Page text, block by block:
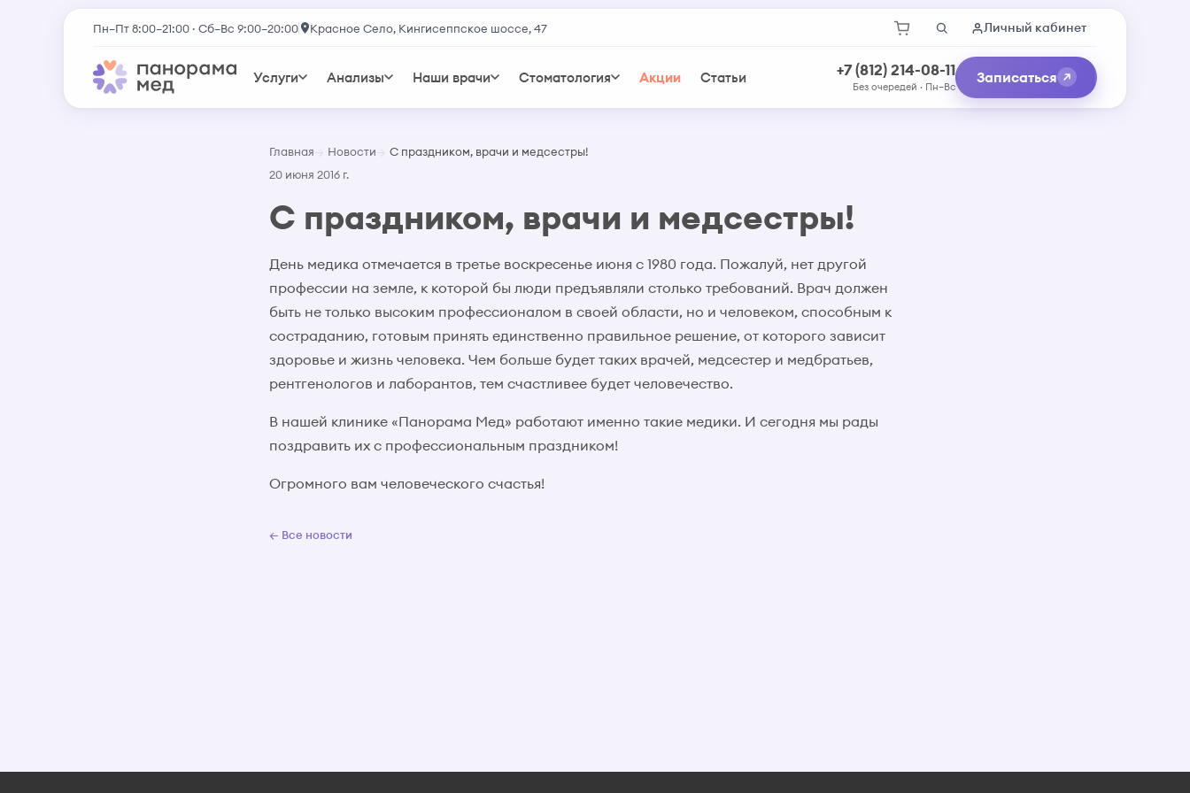
Пн–Пт 8:00–21:00 · Сб–Вс 9:00–20:00 Красное Село, Кингисеппское шоссе, 47 Личный кабинет
Услуги Анализы Наши врачи Стоматология Акции Статьи +7 (812) 214-08-11
Без очередей · Пн–Вс
Записаться
Главная Новости
С праздником, врачи и медсестры!
20 июня 2016 г.
С праздником, врачи и медсестры!
День медика отмечается в третье воскресенье июня с 1980 года. Пожалуй, нет другой
профессии на земле, к которой бы люди предъявляли столько требований. Врач должен
быть не только высоким профессионалом в своей области, но и человеком, способным к
состраданию, готовым принять единственно правильное решение, от которого зависит
здоровье и жизнь человека. Чем больше будет таких врачей, медсестер и медбратьев,
рентгенологов и лаборантов, тем счастливее будет человечество.
В нашей клинике «Панорама Мед» работают именно такие медики. И сегодня мы рады
поздравить их с профессиональным праздником!
Огромного вам человеческого счастья!
← Все новости